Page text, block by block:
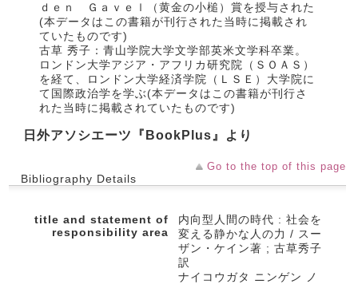
ｄｅｎ Ｇａｖｅｌ（黄金の小槌）賞を授与された
(本データはこの書籍が刊行された当時に掲載され
ていたものです)
古草 秀子：青山学院大学文学部英米文学科卒業。
ロンドン大学アジア・アフリカ研究院（ＳＯＡＳ）
を経て、ロンドン大学経済学院（ＬＳＥ）大学院に
て国際政治学を学ぶ(本データはこの書籍が刊行さ
れた当時に掲載されていたものです)
日外アソシエーツ『BookPlus』より
Go to the top of this page
Bibliography Details
title and statement of
responsibility area
内向型人間の時代 : 社会を
変える静かな人の力 / スー
ザン・ケイン著 ; 古草秀子
訳
ナイコウガタ ニンゲン ノ